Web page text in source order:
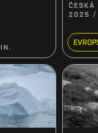
ČESKÁ
2025 /